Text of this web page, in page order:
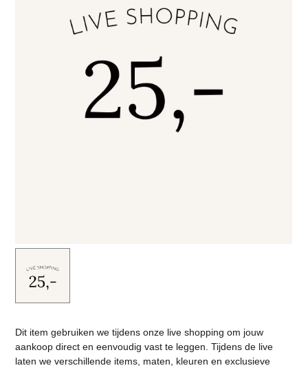
Dit item gebruiken we tijdens onze live shopping om jouw
aankoop direct en eenvoudig vast te leggen. Tijdens de live
laten we verschillende items, maten, kleuren en exclusieve